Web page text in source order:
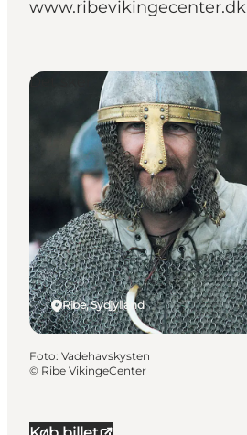
www.ribevikingecenter.dk
Ribe, Sydjylland
Det sker
Foto: Vadehavskysten
© Ribe VikingeCenter